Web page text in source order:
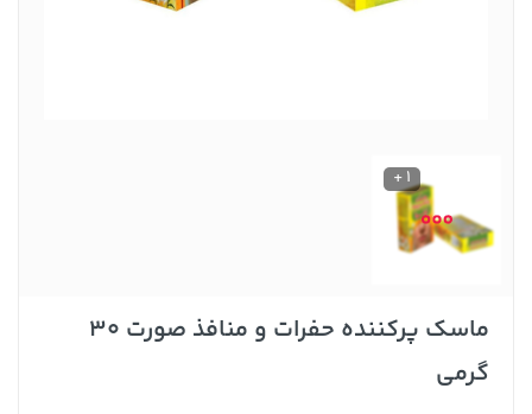
1 +
ماسک پرکننده حفرات و منافذ صورت 30
گرمی